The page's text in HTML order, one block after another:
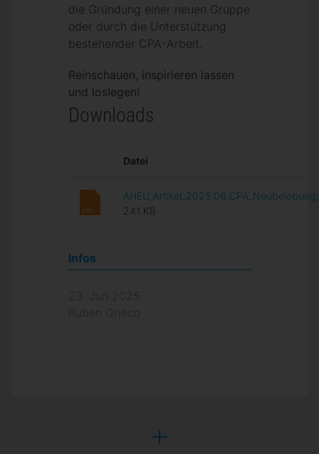
die Gründung einer neuen Gruppe
oder durch die Unterstützung
bestehender CPA-Arbeit.
Reinschauen, inspirieren lassen
und loslegen!
Downloads
Datei
pdf
241 KB
Infos